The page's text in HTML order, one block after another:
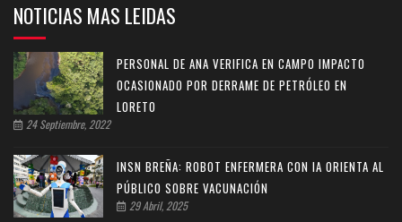
NOTICIAS MAS LEIDAS
PERSONAL DE ANA VERIFICA EN CAMPO IMPACTO
OCASIONADO POR DERRAME DE PETRÓLEO EN
LORETO
24 Septiembre, 2022
INSN BREÑA: ROBOT ENFERMERA CON IA ORIENTA AL
PÚBLICO SOBRE VACUNACIÓN
29 Abril, 2025